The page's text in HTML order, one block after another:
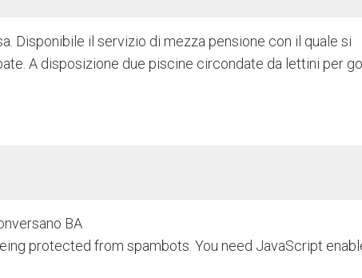
Disponibile il servizio di mezza pensione con il quale si
A disposizione due piscine circondate da lettini per
BA
protected from spambots. You need JavaScript